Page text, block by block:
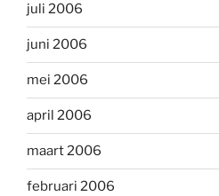
juli 2006
juni 2006
mei 2006
april 2006
maart 2006
februari 2006